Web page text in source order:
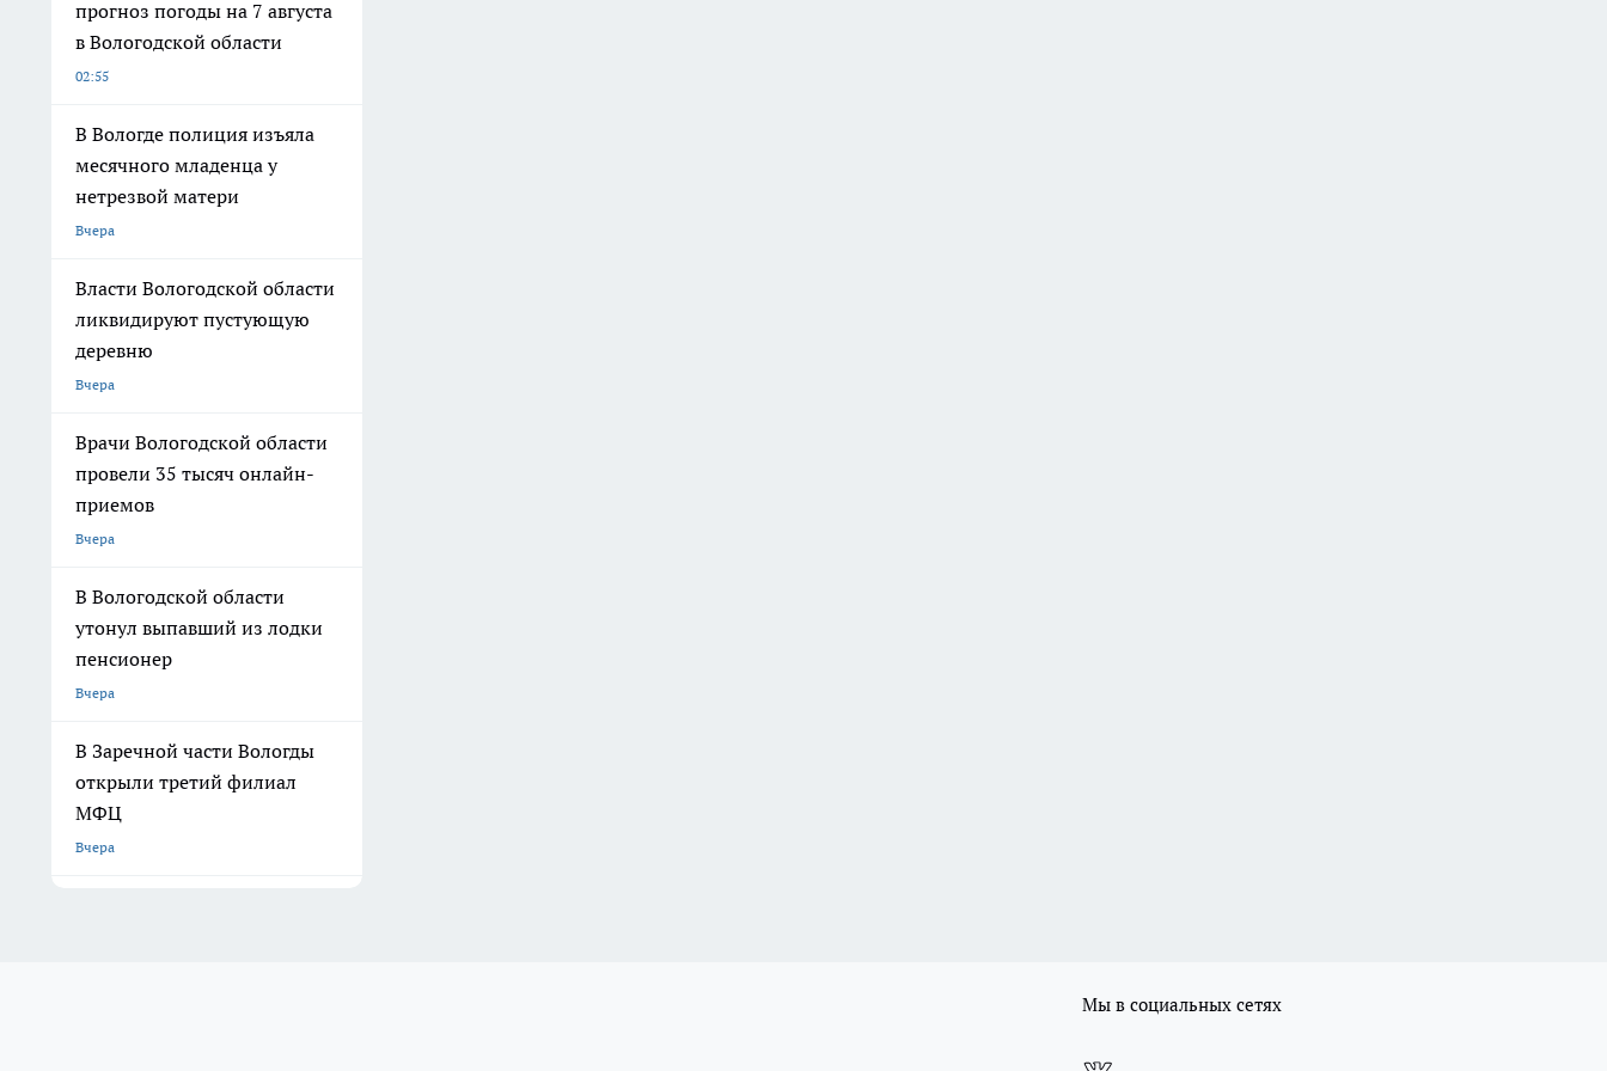
прогноз погоды на 7 августа
в Вологодской области
02:55
В Вологде полиция изъяла
месячного младенца у
нетрезвой матери
Вчера
Власти Вологодской области
ликвидируют пустующую
деревню
Вчера
Врачи Вологодской области
провели 35 тысяч онлайн-
приемов
Вчера
В Вологодской области
утонул выпавший из лодки
пенсионер
Вчера
В Заречной части Вологды
открыли третий филиал
МФЦ
Вчера
Мы в социальных сетях